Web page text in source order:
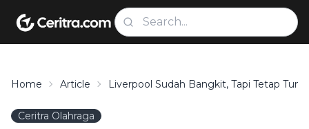
Home Article Liverpool Sudah Bangkit, Tapi Tetap
Ceritra Olahraga